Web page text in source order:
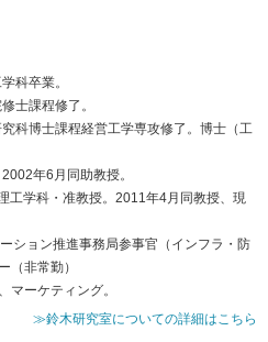
科卒業。
士課程修了。
科博士課程経営工学専攻修了。博士（工
年6月同助教授。
工学科・准教授。2011年4月同教授、現
ション推進事務局参事官（インフラ・防
（非常勤）
マーケティング。
≫鈴木研究室についての詳細はこちら